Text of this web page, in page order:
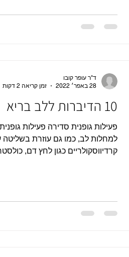
10 הדיברות ללב בריא
פעילות גופנית סדירה פעילות
למחלות לב, כמו גם עוזרת בשליטה
קרדיווסקולריים כגון לחץ דם,
ד"ר עופר קובו
28 באפר׳ 2022
זמן קריאה 2 דקות